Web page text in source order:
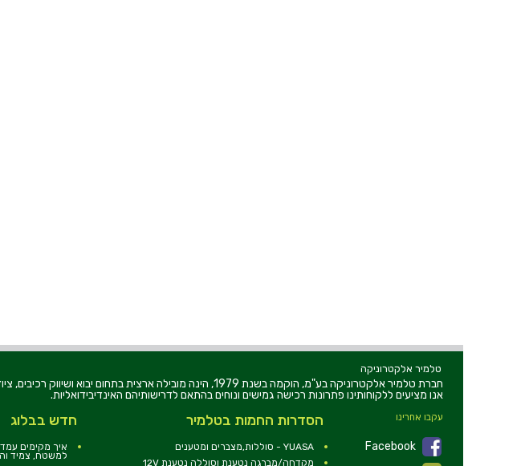
טלמיר אלקטרוניקה
חברת טלמיר אלקטרוניקה בע"מ, הוקמה בשנת 1979, הינה מובילה
אנו מציעים ללקוחותינו פתרונות רכישה גמישים ונוחים בהתאם לדרישותיהם האינדיבידואליות.
עקבו אחרינו
Facebook
חדש בבלוג
למשטח, צמיד
הסדרות החמות בטלמיר
YUASA - סוללות,מצברים ומטענים
מקדחה/מברגה נטענת וסוללה נטענת 12V